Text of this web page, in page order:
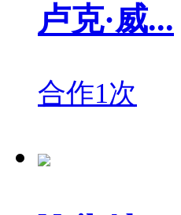
卢克·威...
合作1次